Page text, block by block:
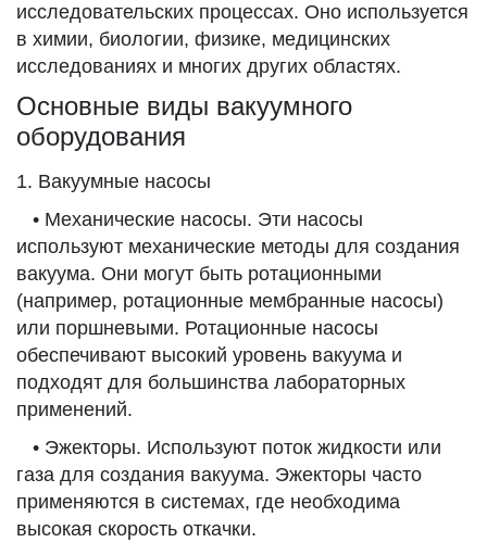
исследовательских процессах. Оно используется
в химии, биологии, физике, медицинских
исследованиях и многих других областях.
Основные виды вакуумного
оборудования
1. Вакуумные насосы
• Механические насосы. Эти насосы
используют механические методы для создания
вакуума. Они могут быть ротационными
(например, ротационные мембранные насосы)
или поршневыми. Ротационные насосы
обеспечивают высокий уровень вакуума и
подходят для большинства лабораторных
применений.
• Эжекторы. Используют поток жидкости или
газа для создания вакуума. Эжекторы часто
применяются в системах, где необходима
высокая скорость откачки.